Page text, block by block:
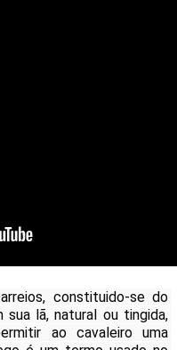
constituido-se do
lã, natural ou tingida,
ao cavaleiro uma